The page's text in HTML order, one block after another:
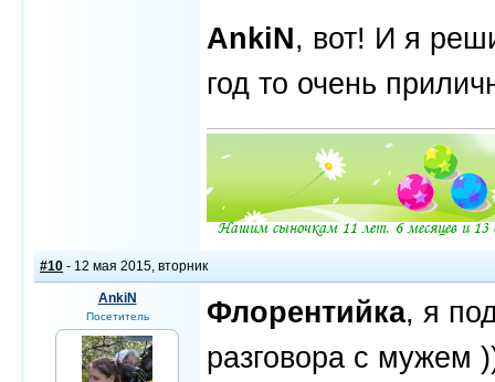
AnkiN, вот! И я
год то очень
#10 - 12 мая 2015, вторник
AnkiN
Посетитель Флорентийка, я
разговора с мужем